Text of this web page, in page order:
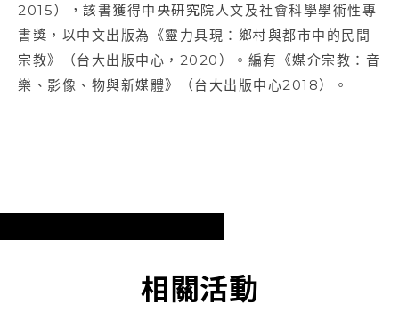
2015），該書獲得中央研究院人文及社會科學學術性專
書獎，以中文出版為《靈力具現：鄉村與都市中的民間
宗教》（台大出版中心，2020）。編有《媒介宗教：音
樂、影像、物與新媒體》（台大出版中心2018）。
相關活動